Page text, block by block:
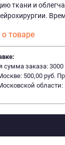
ткани и
товаре
заказа: 3000
500,00 руб.